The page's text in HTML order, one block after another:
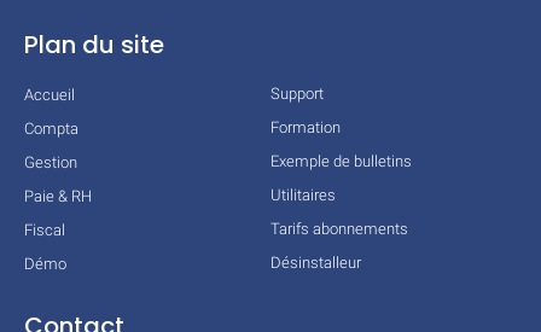
Plan du site
Accueil
Compta
Gestion
Paie & RH
Fiscal
Démo
Support
Formation
Exemple de bulletins
Utilitaires
Tarifs abonnements
Désinstalleur